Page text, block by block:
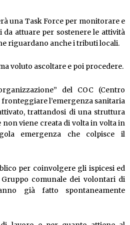
una Task Force per monitorare e
attuare per sostenere le attività
riguardano anche i tributi locali.
voluto ascoltare e poi procedere.
del COC (Centro
l’emergenza sanitaria
trattandosi di una struttura
non viene creata di volta in volta in
emergenza che colpisce il
per coinvolgere gli ispicesi ed
comunale dei volontari di
già fatto spontaneamente